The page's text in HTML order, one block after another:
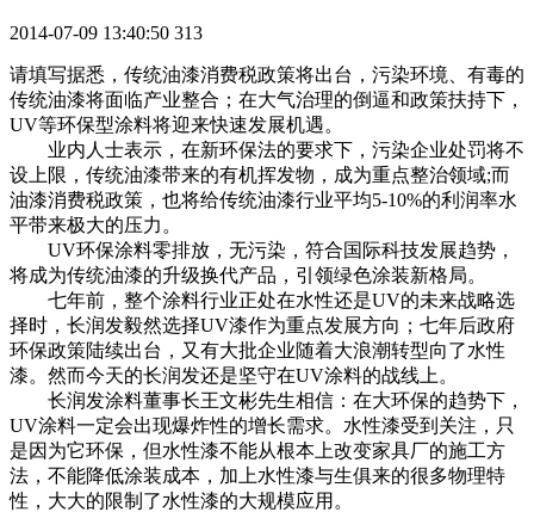
2014-07-09 13:40:50 313
请填写据悉，传统油漆消费税政策将出台，污染环境、有毒的
传统油漆将面临产业整合；在大气治理的倒逼和政策扶持下，
UV等环保型涂料将迎来快速发展机遇。
业内人士表示，在新环保法的要求下，污染企业处罚将不
设上限，传统油漆带来的有机挥发物，成为重点整治领域;而
油漆消费税政策，也将给传统油漆行业平均5-10%的利润率水
平带来极大的压力。
UV环保涂料零排放，无污染，符合国际科技发展趋势，
将成为传统油漆的升级换代产品，引领绿色涂装新格局。
七年前，整个涂料行业正处在水性还是UV的未来战略选
择时，长润发毅然选择UV漆作为重点发展方向；七年后政府
环保政策陆续出台，又有大批企业随着大浪潮转型向了水性
漆。然而今天的长润发还是坚守在UV涂料的战线上。
长润发涂料董事长王文彬先生相信：在大环保的趋势下，
UV涂料一定会出现爆炸性的增长需求。水性漆受到关注，只
是因为它环保，但水性漆不能从根本上改变家具厂的施工方
法，不能降低涂装成本，加上水性漆与生俱来的很多物理特
性，大大的限制了水性漆的大规模应用。